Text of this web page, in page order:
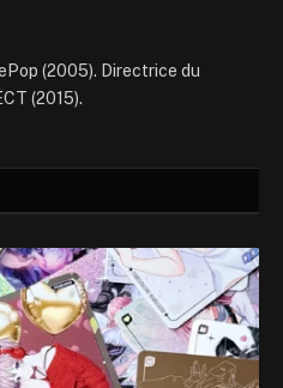
(2005). Directrice du
(2015).